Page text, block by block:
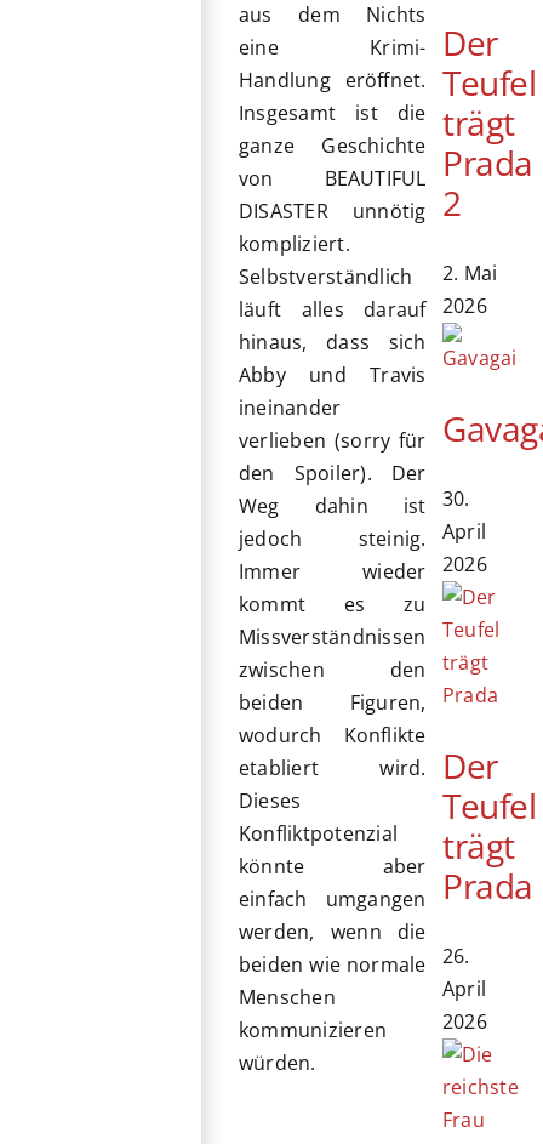
aus dem Nichts
eine Krimi-
Handlung eröffnet.
Insgesamt ist die
ganze Geschichte
von BEAUTIFUL
DISASTER unnötig
kompliziert.
Selbstverständlich
läuft alles darauf
hinaus, dass sich
Abby und Travis
ineinander
verlieben (sorry für
den Spoiler). Der
Weg dahin ist
jedoch steinig.
Immer wieder
kommt es zu
Missverständnissen
zwischen den
beiden Figuren,
wodurch Konflikte
etabliert wird.
Dieses
Konfliktpotenzial
könnte aber
einfach umgangen
werden, wenn die
beiden wie normale
Menschen
kommunizieren
würden.
Der
Teufel
trägt
Prada
2
2. Mai
2026
30.
April
2026
Der
Teufel
trägt
Prada
26.
April
2026